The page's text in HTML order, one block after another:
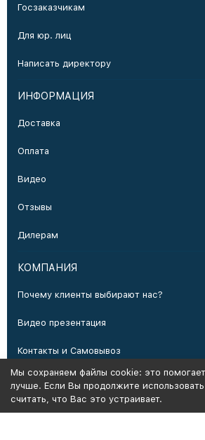
Госзаказчикам
Для юр. лиц
Написать директору
ИНФОРМАЦИЯ
Доставка
Оплата
Видео
Отзывы
Дилерам
КОМПАНИЯ
Почему клиенты выбирают нас?
Видео презентация
Контакты и Самовывоз
Производство
Мы сохраняем файлы cookie: это
лучше. Если Вы продолжите
считать, что Вас это устраивает.